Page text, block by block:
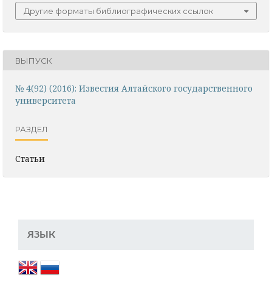
Другие форматы библиографических ссылок
ВЫПУСК
№ 4(92) (2016): Известия Алтайского государственного
университета
РАЗДЕЛ
Статьи
ЯЗЫК